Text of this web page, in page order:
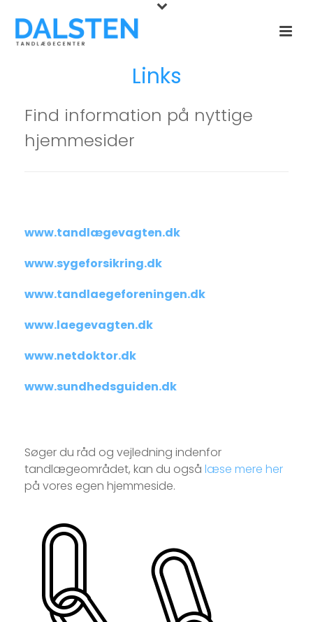
Links
Find information på nyttige
hjemmesider
www.tandlægevagten.dk
www.sygeforsikring.dk
www.tandlaegeforeningen.dk
www.laegevagten.dk
www.netdoktor.dk
www.sundhedsguiden.dk
Søger du råd og vejledning indenfor
tandlægeområdet, kan du også læse mere her
på vores egen hjemmeside.